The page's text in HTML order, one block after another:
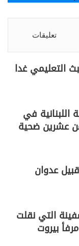
تعليقات
التعليمي غدا
اللبنانية في
عشرين ضحية
عدوان
التي نقلت
بيروت